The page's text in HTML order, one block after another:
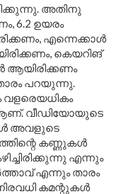
അതിനു
6.2 ഉയരം
എന്നെക്കാൾ
കെയറിങ്
പറയുന്നു.
ആണ്. വീഡിയോയുടെ
അവളുടെ
കണ്ണുകൾ
എന്നും
എന്നും താരം
കമന്റുകൾ